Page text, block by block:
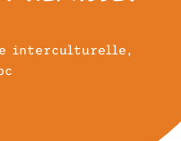
interculturelle,